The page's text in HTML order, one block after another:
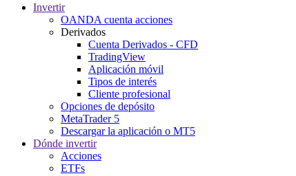
Invertir
OANDA cuenta acciones
Derivados
Cuenta Derivados - CFD
TradingView
Aplicación móvil
Tipos de interés
Cliente profesional
Opciones de depósito
MetaTrader 5
Descargar la aplicación o MT5
Dónde invertir
Acciones
ETFs